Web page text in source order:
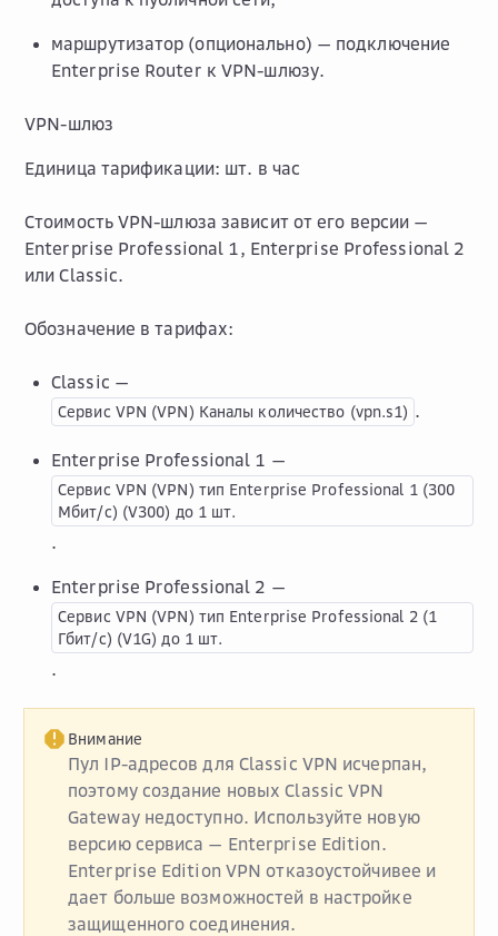
маршрутизатор (опционально) — подключение
Enterprise Router к VPN-шлюзу.
VPN-шлюз
Единица тарификации: шт. в час
Стоимость VPN-шлюза зависит от его версии —
Enterprise Professional 1, Enterprise Professional 2
или Classic.
Обозначение в тарифах:
Classic —
Сервис VPN (VPN) Каналы количество (vpn.s1) .
Enterprise Professional 1 —
Сервис VPN (VPN) тип Enterprise Professional 1 (300
Мбит/с) (V300) до 1 шт.
.
Enterprise Professional 2 —
Сервис VPN (VPN) тип Enterprise Professional 2 (1
Гбит/с) (V1G) до 1 шт.
.
Внимание
Пул IP-адресов для Classic VPN исчерпан,
поэтому создание новых Classic VPN
Gateway недоступно. Используйте новую
версию сервиса — Enterprise Edition.
Enterprise Edition VPN отказоустойчивее и
дает больше возможностей в настройке
защищенного соединения.